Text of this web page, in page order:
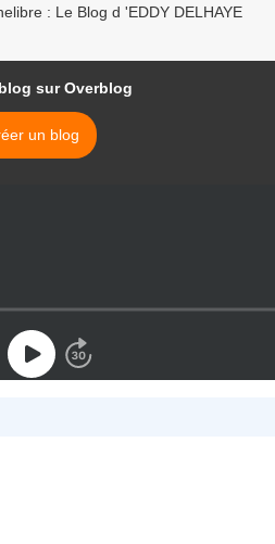
: Le Blog d 'EDDY DELHAYE
sur Overblog
un blog